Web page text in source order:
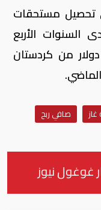
تحصيل مستحقات
الأربع
466 مليون دولار من كردستان
غاز
صافي ربح
غوغول نيوز